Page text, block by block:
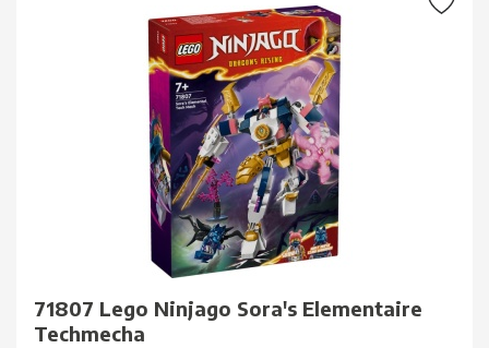
71807 Lego Ninjago Sora's Elementaire
Techmecha